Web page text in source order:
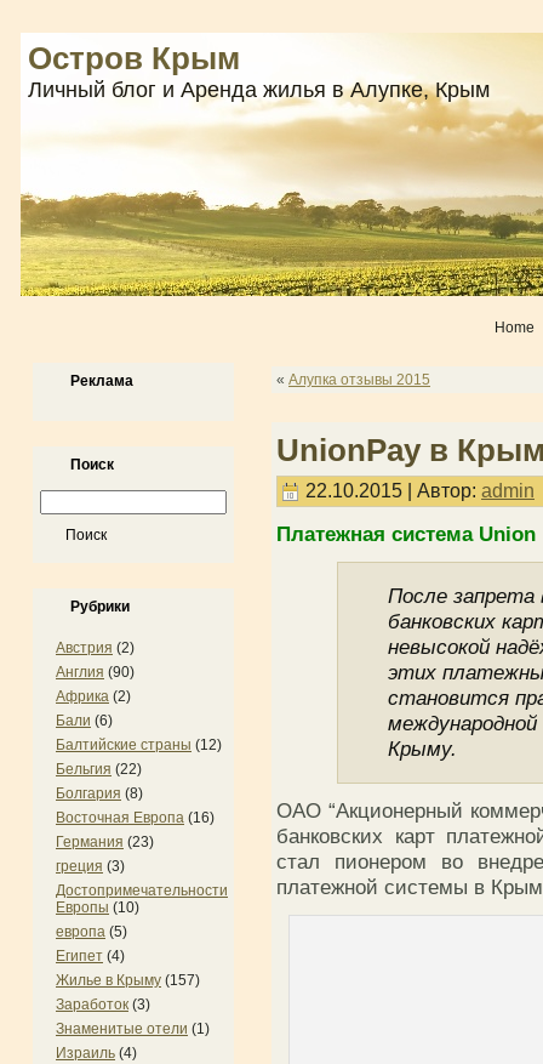
Остров Крым
Личный блог и Аренда жилья в Алупке, Крым
Home
Реклама
Поиск
Рубрики
Австрия (2)
Англия (90)
Африка (2)
Бали (6)
Балтийские страны (12)
Бельгия (22)
Болгария (8)
Восточная Европа (16)
Германия (23)
греция (3)
Достопримечательности
Европы (10)
европа (5)
Египет (4)
Жилье в Крыму (157)
Заработок (3)
Знаменитые отели (1)
Израиль (4)
« Алупка отзывы 2015
UnionPay в
22.10.2015 | Автор: admin
Платежная система
После запрета
банковских
невысокой
этих
становится
Крыму.
ОАО “Акционерный
банковских карт
стал пионером во
платежной системы в